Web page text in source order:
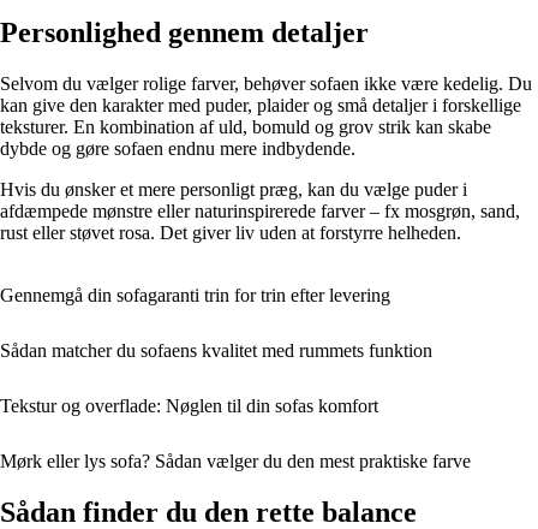
Personlighed gennem detaljer
Selvom du vælger rolige farver, behøver sofaen ikke være kedelig. Du
kan give den karakter med puder, plaider og små detaljer i forskellige
teksturer. En kombination af uld, bomuld og grov strik kan skabe
dybde og gøre sofaen endnu mere indbydende.
Hvis du ønsker et mere personligt præg, kan du vælge puder i
afdæmpede mønstre eller naturinspirerede farver – fx mosgrøn, sand,
rust eller støvet rosa. Det giver liv uden at forstyrre helheden.
Gennemgå din sofagaranti trin for trin efter levering
Sådan matcher du sofaens kvalitet med rummets funktion
Tekstur og overflade: Nøglen til din sofas komfort
Mørk eller lys sofa? Sådan vælger du den mest praktiske farve
Sådan finder du den rette balance